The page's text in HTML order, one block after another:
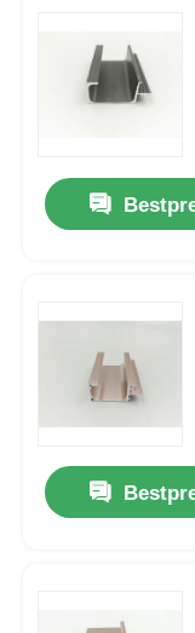
Über uns
Kontaktieren
Neuigkeiten
Angebot
Aluminium